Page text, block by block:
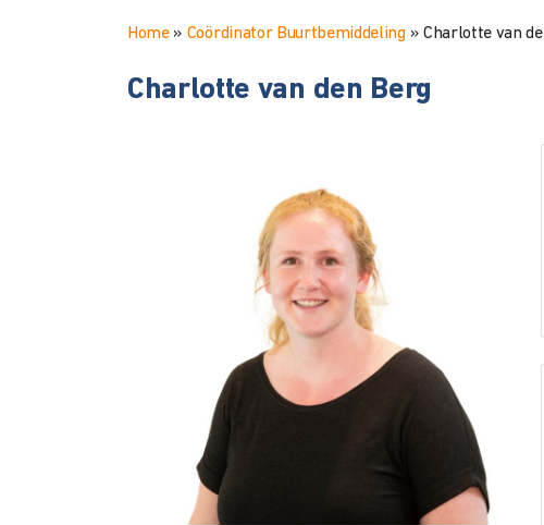
Home» Coördinator Buurtbemiddeling» Charlotte van
Charlotte van den Berg